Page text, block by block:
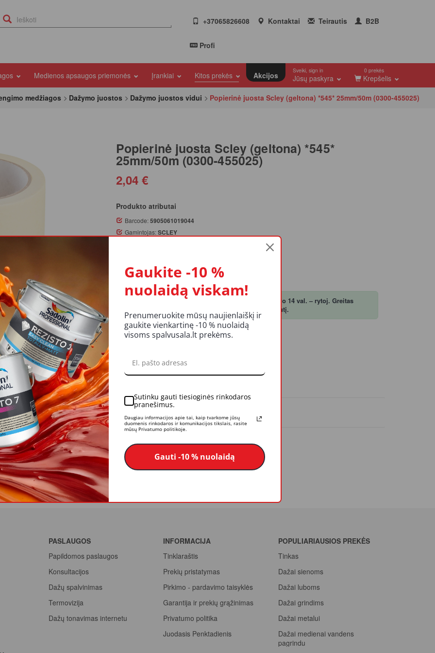
+37065826608 Kontaktai Teirautis B2B
Profi
Medienos apsaugos priemonės Įrankiai Kitos prekės Akcijos
Sveiki, sign in
Jūsų paskyra
0 prekės
Krepšelis
medžiagos
Dažymo juostos Dažymo juostos vidui Popierinė juosta Scley (geltona) *545* 25mm/50m (0300-455025)
Popierinė juosta Scley (geltona) *545*
25mm/50m (0300-455025)
2,04 €
Produkto atributai
Barcode:5905061019044
Gamintojas:SCLEY
Likutis:Yra
Užsakymą pateikus iki 14 val., atsiimk šiandien! Po 14 val. – rytoj. Greitas
atsiėmimas galimas parduotuvėse, kurios turi likutį.
KIEKIS:
APRAŠYMAS REITINGAI IR ATSILIEPIMAI
darbams.
PASLAUGOS
Papildomos paslaugos
Konsultacijos
Dažų spalvinimas
Termovizija
Dažų tonavimas internetu
INFORMACIJA
Tinklaraštis
Prekių pristatymas
Pirkimo - pardavimo taisyklės
Garantija ir prekių grąžinimas
Privatumo politika
Juodasis Penktadienis
POPULIARIAUSIOS PREKĖS
Tinkas
Dažai sienoms
Dažai luboms
Dažai grindims
Dažai metalui
Dažai medienai vandens
pagrindu
Gaukite -10 %
nuolaidą viskam!
Prenumeruokite mūsų naujienlaiškį ir
gaukite vienkartinę -10 % nuolaidą
visoms spalvusala.lt prekėms.
Sutinku gauti tiesioginės rinkodaros
pranešimus.
Daugiau informacijos apie tai, kaip tvarkome jūsų
duomenis rinkodaros ir komunikacijos tikslais, rasite
mūsų Privatumo politikoje.
Gauti -10 % nuolaidą